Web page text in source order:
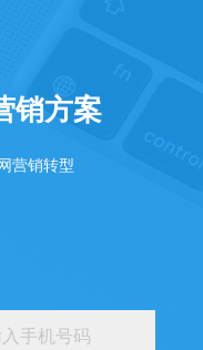
销方案
营销转型